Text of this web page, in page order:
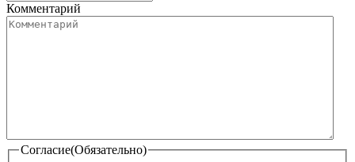
Комментарий
Согласие(Обязательно)